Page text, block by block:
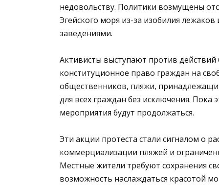
недовольству. Политики возмущены
Эгейского моря из-за изобилия
заведениями.
Активисты выступают против
конституционное право граждан на
общественников, пляжи,
для всех граждан без исключения.
мероприятия будут продолжаться.
Эти акции протеста стали сигналом о
коммерциализации пляжей и
Местные жители требуют сохранения
возможность наслаждаться красотой